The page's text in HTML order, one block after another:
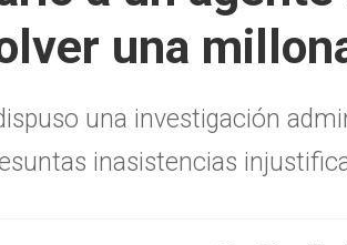
una
una investigación
inasistencias